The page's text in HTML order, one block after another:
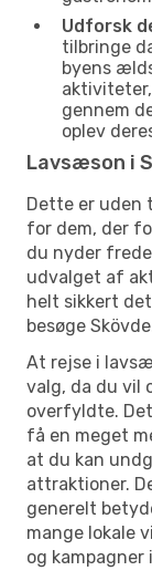
Udforsk
tilbringe
byens
gennem
oplev
Lavsæson i
Dette er uden
for dem, der
du nyder
udvalget af
helt sikkert
besøge
At rejse i
valg, da du vil
overfyldte.
få en meget
at du kan
attraktioner.
generelt
mange lokale
og kampagner